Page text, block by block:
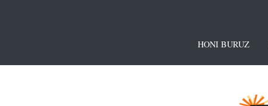
HONI BURUZ